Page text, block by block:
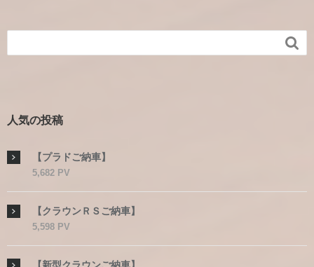

人気の投稿
【プラドご納車】
5,682 PV
【クラウンＲＳご納車】
5,598 PV